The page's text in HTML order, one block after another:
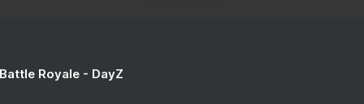
Royale - DayZ